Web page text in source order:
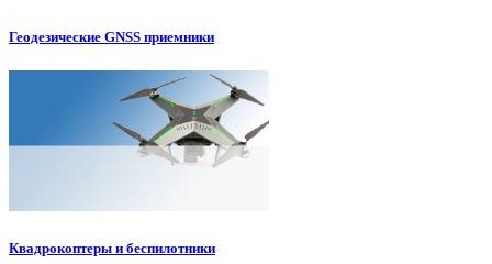
Геодезические GNSS приемники
Квадрокоптеры и беспилотники